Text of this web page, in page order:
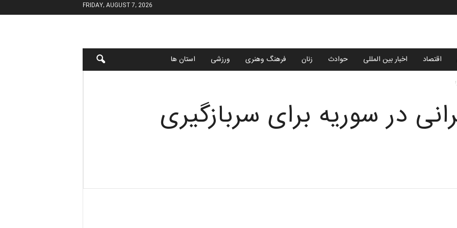
FRIDAY, AUGUST 7, 2026
اقتصاد اخبار بین المللی حوادث زنان فرهنگ وهنری ورزشی استان ها
در سوریه برای سربازگیری